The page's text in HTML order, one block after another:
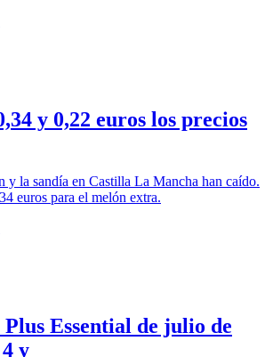
y 0,22 euros los precios
y la sandía en Castilla La Mancha han caído.
euros para el melón extra.
Plus Essential de julio de
y